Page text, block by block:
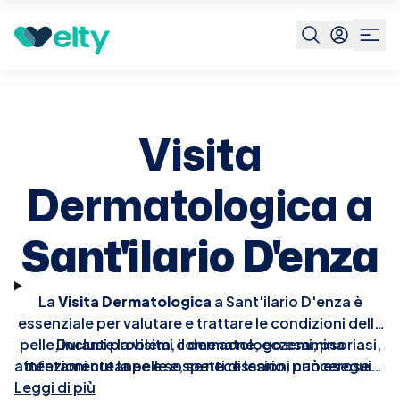
Prenota visita Sant'ilario D'enza
Visita
Dermatologica a
Sant'ilario D'enza
LaVisita Dermatologica a Sant'ilario D'enza è
essenziale per valutare e trattare le condizioni della
pelle, inclusi problemi come acne, eczemi, psoriasi,
infezioni cutanee e sospetti di lesioni cancerose.
Durante la visita, il dermatologo esamina
attentamente la pelle e, se necessario, può eseguire
procedure diagnostiche come la biopsia o test
Leggi di più